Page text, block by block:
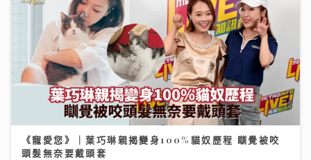
《寵愛您》｜葉巧琳親揭變身100%貓奴歷程 瞓覺被咬
頭髮無奈要戴頭套